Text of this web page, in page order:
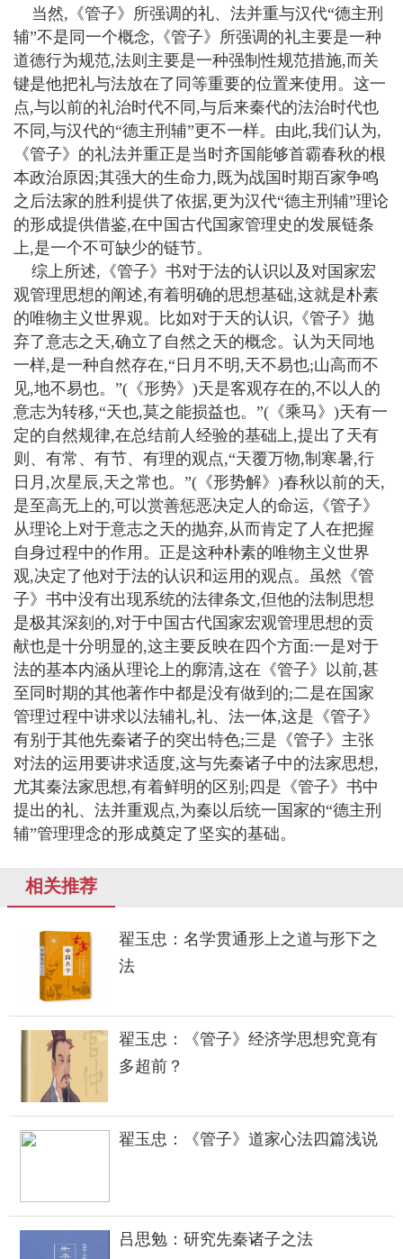
当然,《管子》所强调的礼、法并重与汉代“德主刑
辅”不是同一个概念,《管子》所强调的礼主要是一种
道德行为规范,法则主要是一种强制性规范措施,而关
键是他把礼与法放在了同等重要的位置来使用。这一
点,与以前的礼治时代不同,与后来秦代的法治时代也
不同,与汉代的“德主刑辅”更不一样。由此,我们认为,
《管子》的礼法并重正是当时齐国能够首霸春秋的根
本政治原因;其强大的生命力,既为战国时期百家争鸣
之后法家的胜利提供了依据,更为汉代“德主刑辅”理论
的形成提供借鉴,在中国古代国家管理史的发展链条
上,是一个不可缺少的链节。
综上所述,《管子》书对于法的认识以及对国家宏
观管理思想的阐述,有着明确的思想基础,这就是朴素
的唯物主义世界观。比如对于天的认识,《管子》抛
弃了意志之天,确立了自然之天的概念。认为天同地
一样,是一种自然存在,“日月不明,天不易也;山高而不
见,地不易也。”(《形势》)天是客观存在的,不以人的
意志为转移,“天也,莫之能损益也。”(《乘马》)天有一
定的自然规律,在总结前人经验的基础上,提出了天有
则、有常、有节、有理的观点,“天覆万物,制寒暑,行
日月,次星辰,天之常也。”(《形势解》)春秋以前的天,
是至高无上的,可以赏善惩恶决定人的命运,《管子》
从理论上对于意志之天的抛弃,从而肯定了人在把握
自身过程中的作用。正是这种朴素的唯物主义世界
观,决定了他对于法的认识和运用的观点。虽然《管
子》书中没有出现系统的法律条文,但他的法制思想
是极其深刻的,对于中国古代国家宏观管理思想的贡
献也是十分明显的,这主要反映在四个方面:一是对于
法的基本内涵从理论上的廓清,这在《管子》以前,甚
至同时期的其他著作中都是没有做到的;二是在国家
管理过程中讲求以法辅礼,礼、法一体,这是《管子》
有别于其他先秦诸子的突出特色;三是《管子》主张
对法的运用要讲求适度,这与先秦诸子中的法家思想,
尤其秦法家思想,有着鲜明的区别;四是《管子》书中
提出的礼、法并重观点,为秦以后统一国家的“德主刑
辅”管理理念的形成奠定了坚实的基础。
相关推荐
翟玉忠：名学贯通形上之道与形下之
法
翟玉忠：《管子》经济学思想究竟有
多超前？
翟玉忠：《管子》道家心法四篇浅说
吕思勉：研究先秦诸子之法